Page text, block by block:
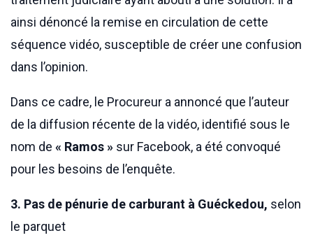
ainsi dénoncé la remise en circulation de cette
séquence vidéo, susceptible de créer une confusion
dans l’opinion.
Dans ce cadre, le Procureur a annoncé que l’auteur
de la diffusion récente de la vidéo, identifié sous le
nom de « Ramos » sur Facebook, a été convoqué
pour les besoins de l’enquête.
3. Pas de pénurie de carburant à Guéckedou, selon
le parquet